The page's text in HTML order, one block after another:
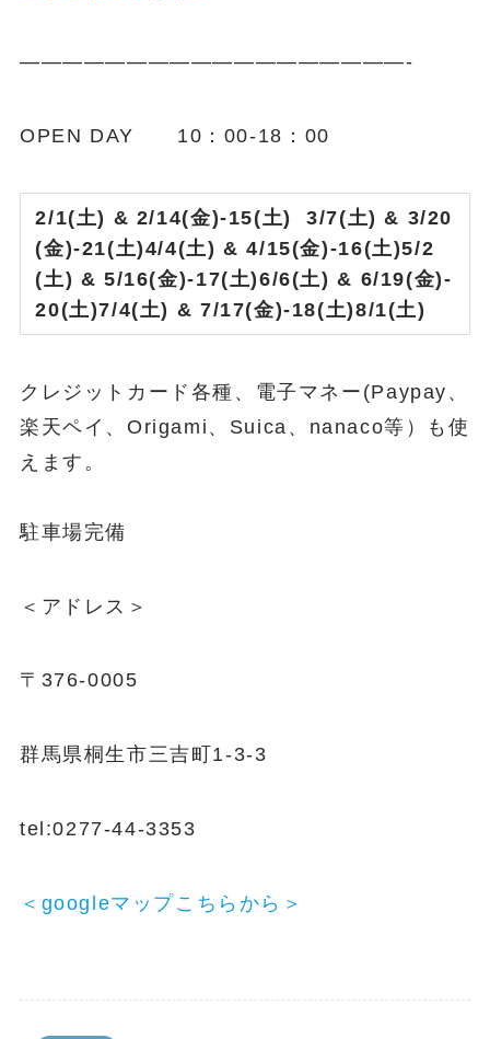
——————————————————-
OPEN DAY 10：00-18：00
2/1(土) & 2/14(金)-15(土)3/7(土) & 3/20
(金)-21(土)4/4(土) & 4/15(金)-16(土)5/2
(土) & 5/16(金)-17(土)6/6(土) & 6/19(金)-
20(土)7/4(土) & 7/17(金)-18(土)8/1(土)
クレジットカード各種、電子マネー(Paypay、
楽天ペイ、Origami、Suica、nanaco等）も使
えます。
駐車場完備
＜アドレス＞
〒376-0005
群馬県桐生市三吉町1-3-3
tel:0277-44-3353
＜googleマップこちらから＞